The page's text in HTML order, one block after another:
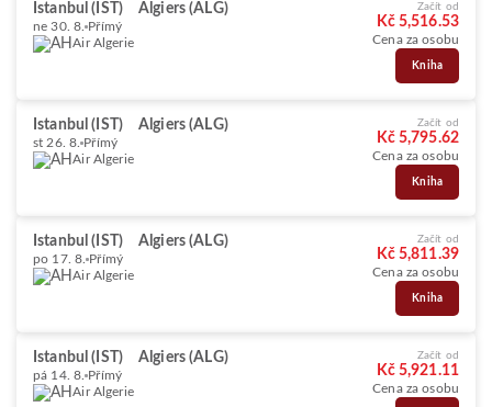
Istanbul (IST) Algiers (ALG)
ne 30. 8. Přímý
Air Algerie
Začít od
Kč 5,516.53
Cena za osobu
Kniha
Istanbul (IST) Algiers (ALG)
st 26. 8. Přímý
Air Algerie
Začít od
Kč 5,795.62
Cena za osobu
Kniha
Istanbul (IST) Algiers (ALG)
po 17. 8. Přímý
Air Algerie
Začít od
Kč 5,811.39
Cena za osobu
Kniha
Istanbul (IST) Algiers (ALG)
pá 14. 8. Přímý
Air Algerie
Začít od
Kč 5,921.11
Cena za osobu